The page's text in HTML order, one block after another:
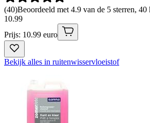
(40)Beoordeeld met 4.9 van de 5 sterren,
10.99
Prijs: 10.99 euro
Bekijk alles in ruitenwisservloeistof